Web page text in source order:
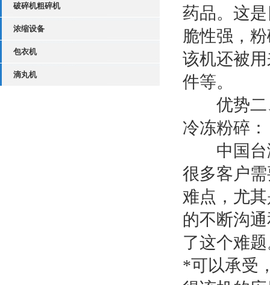
破碎机粗碎机
浓缩设备
包衣机
滴丸机
药品。这
脆性强，
该机还被
件等。
优势二、
冷冻粉碎：
中国台湾
很多客户
难点，尤
的不断沟
了这个难
*可以承受